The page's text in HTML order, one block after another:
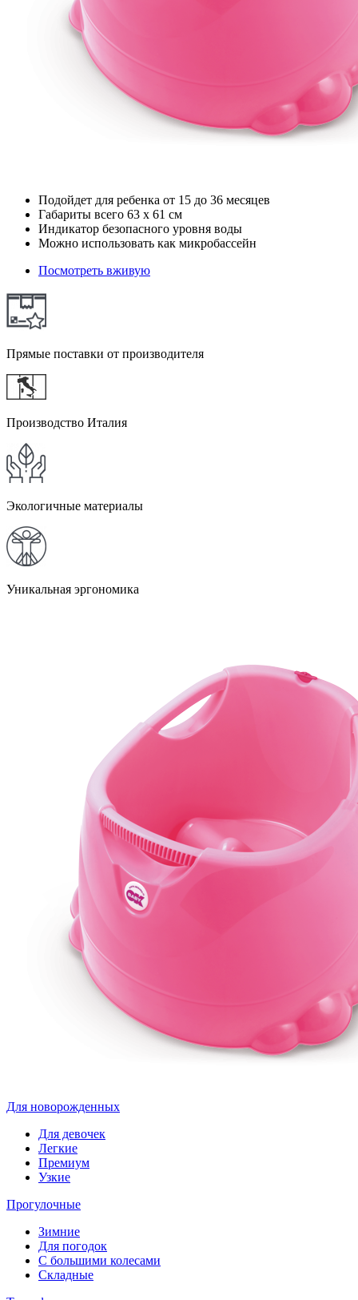
Подойдет для ребенка от 15 до 36 месяцев
Габариты всего 63 х 61 см
Индикатор безопасного уровня воды
Можно использовать как микробассейн
Посмотреть вживую
Прямые поставки от производителя
Производство Италия
Экологичные материалы
Уникальная эргономика
Для новорожденных
Для девочек
Легкие
Премиум
Узкие
Прогулочные
Зимние
Для погодок
С большими колесами
Складные